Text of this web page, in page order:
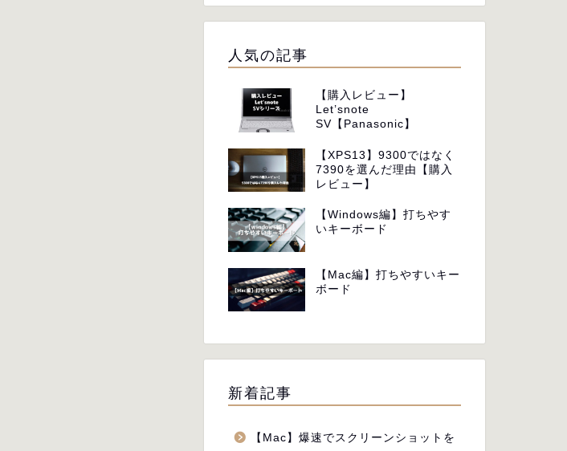
人気の記事
【購入レビュー】
Let’snote
SV【Panasonic】
【XPS13】9300ではなく
7390を選んだ理由【購入
レビュー】
【Windows編】打ちやす
いキーボード
【Mac編】打ちやすいキー
ボード
新着記事
【Mac】爆速でスクリーンショットを